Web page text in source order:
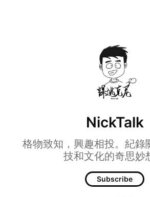
NickTalk
格物致知，興趣相投。紀錄
技和文化的奇思妙
Subscribe